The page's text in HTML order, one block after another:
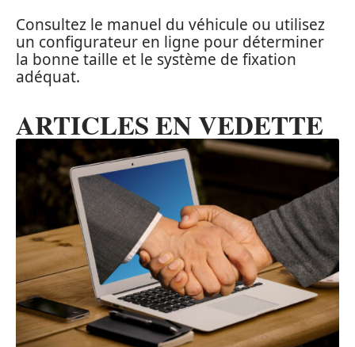
Consultez le manuel du véhicule ou utilisez
un configurateur en ligne pour déterminer
la bonne taille et le système de fixation
adéquat.
ARTICLES EN VEDETTE